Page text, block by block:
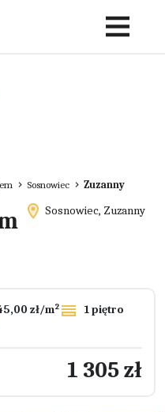
Sosnowiec Zuzanny
Sosnowiec, Zuzanny
zł/m2
1 piętro
1 305 zł